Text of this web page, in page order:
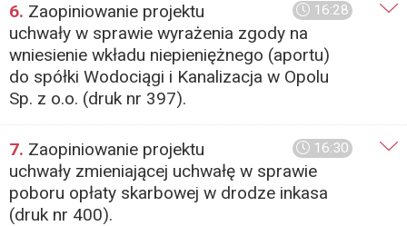
16:28
6. Zaopiniowanie projektu
uchwały w sprawie wyrażenia zgody na
wniesienie wkładu niepieniężnego (aportu)
do spółki Wodociągi i Kanalizacja w Opolu
Sp. z o.o. (druk nr 397).
16:30
7. Zaopiniowanie projektu
uchwały zmieniającej uchwałę w sprawie
poboru opłaty skarbowej w drodze inkasa
(druk nr 400).